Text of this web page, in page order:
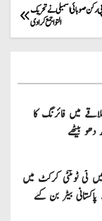
رکن صوبائی اسمبلی نے تحریک
التوا جمع کرادی
میں فائرنگ کا
بیٹھے
ٹی ٹوئنٹی کرکٹ میں